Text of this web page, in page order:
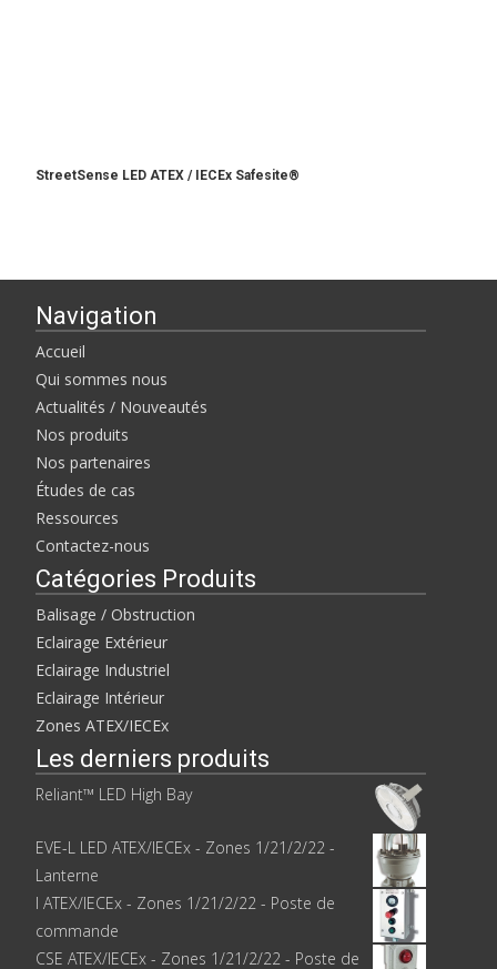
StreetSense LED ATEX / IECEx Safesite®
Navigation
Accueil
Qui sommes nous
Actualités / Nouveautés
Nos produits
Nos partenaires
Études de cas
Ressources
Contactez-nous
Catégories Produits
Balisage / Obstruction
Eclairage Extérieur
Eclairage Industriel
Eclairage Intérieur
Zones ATEX/IECEx
Les derniers produits
Reliant™ LED High Bay
EVE-L LED ATEX/IECEx - Zones 1/21/2/22 -
Lanterne
I ATEX/IECEx - Zones 1/21/2/22 - Poste de
commande
CSE ATEX/IECEx - Zones 1/21/2/22 - Poste de